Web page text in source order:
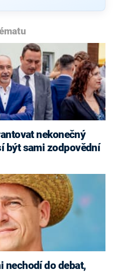
být sami zodpovědní
nechodí do debat,